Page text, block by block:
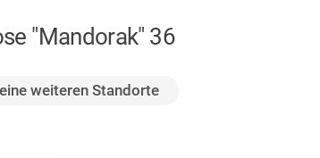
"Mandorak" 36
weiteren Standorte